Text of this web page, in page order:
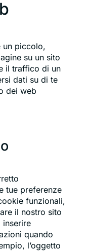
un piccolo,
su un sito
il traffico di un
dati su di te
dei web
tue preferenze
funzionali,
il nostro sito
inserire
quando
l’oggetto